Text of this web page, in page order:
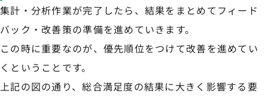
集計・分析作業が完了したら、結果をまとめてフィード
バック・改善策の準備を進めていきます。
この時に重要なのが、優先順位をつけて改善を進めてい
くということです。
上記の図の通り、総合満足度の結果に大きく影響する要